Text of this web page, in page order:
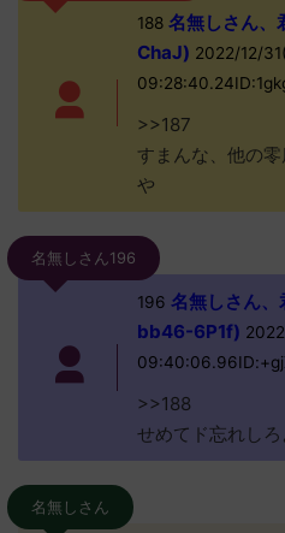
188名無しさん、
ChaJ) 2022/12/
>>187
すまんな、他の
や
名無しさん196
196 名無しさん
bb46-6P1f)
>>188
せめてド忘れしろ
名無しさん